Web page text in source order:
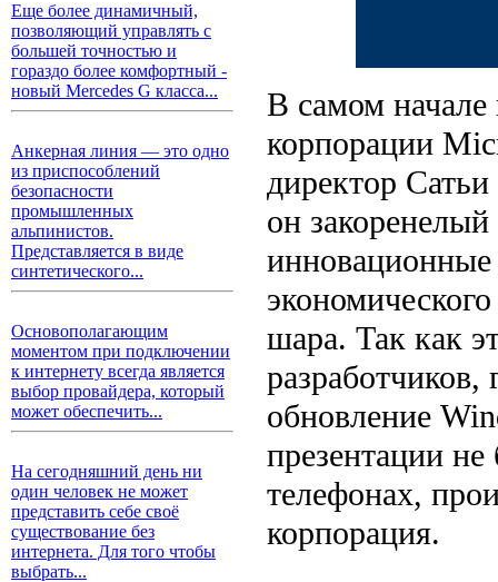
Еще более динамичный,
позволяющий управлять с
большей точностью и
гораздо более комфортный -
новый Mercedes G класса...
Анкерная линия — это одно
из приспособлений
безопасности
промышленных
альпинистов.
Представляется в виде
синтетического...
Основополагающим
моментом при подключении
к интернету всегда является
выбор провайдера, который
может обеспечить...
На сегодняшний день ни
один человек не может
представить себе своё
существование без
интернета. Для того чтобы
выбрать...
В самом начале
корпорации
директор
он
инновационные
шара. Так как
обновление
презентации
телефонах,
корпорация.